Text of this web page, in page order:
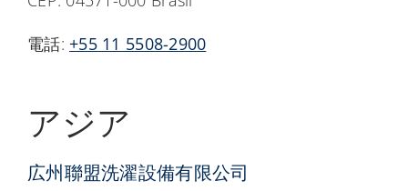
電話:+55 11 5508-2900
アジア
広州聯盟洗濯設備有限公司